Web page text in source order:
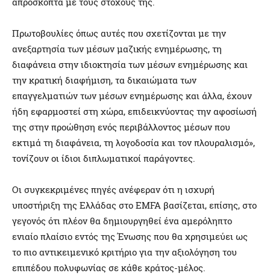
Πρωτοβουλίες όπως αυτές που σχετίζονται με την
ανεξαρτησία των μέσων μαζικής ενημέρωσης, τη
διαφάνεια στην ιδιοκτησία των μέσων ενημέρωσης και
την κρατική διαφήμιση, τα δικαιώματα των
επαγγελματιών των μέσων ενημέρωσης και άλλα, έχουν
ήδη εφαρμοστεί στη χώρα, επιδεικνύοντας την αφοσίωσή
της στην προώθηση ενός περιβάλλοντος μέσων που
εκτιμά τη διαφάνεια, τη λογοδοσία και τον πλουραλισμό»,
τονίζουν οι ίδιοι διπλωματικοί παράγοντες.
Οι συγκεκριμένες πηγές ανέφεραν ότι η ισχυρή
υποστήριξη της Ελλάδας στο EMFA βασίζεται, επίσης, στο
γεγονός ότι πλέον θα δημιουργηθεί ένα αμερόληπτο
ενιαίο πλαίσιο εντός της Ένωσης που θα χρησιμεύει ως
το πιο αντικειμενικό κριτήριο για την αξιολόγηση του
επιπέδου πολυφωνίας σε κάθε κράτος-μέλος.